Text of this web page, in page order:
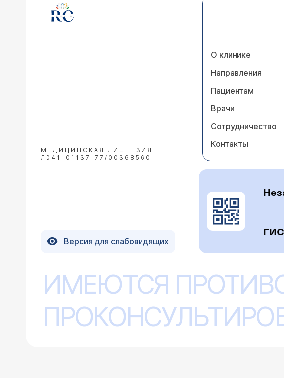
МЕДИЦИНСКАЯ ЛИЦЕНЗИЯ
Л041-01137-77/00368560
О клинике
Направления
Пациентам
Врачи
Сотрудничество
Контакты
Версия для слабовидящих
ИМЕЮТСЯ